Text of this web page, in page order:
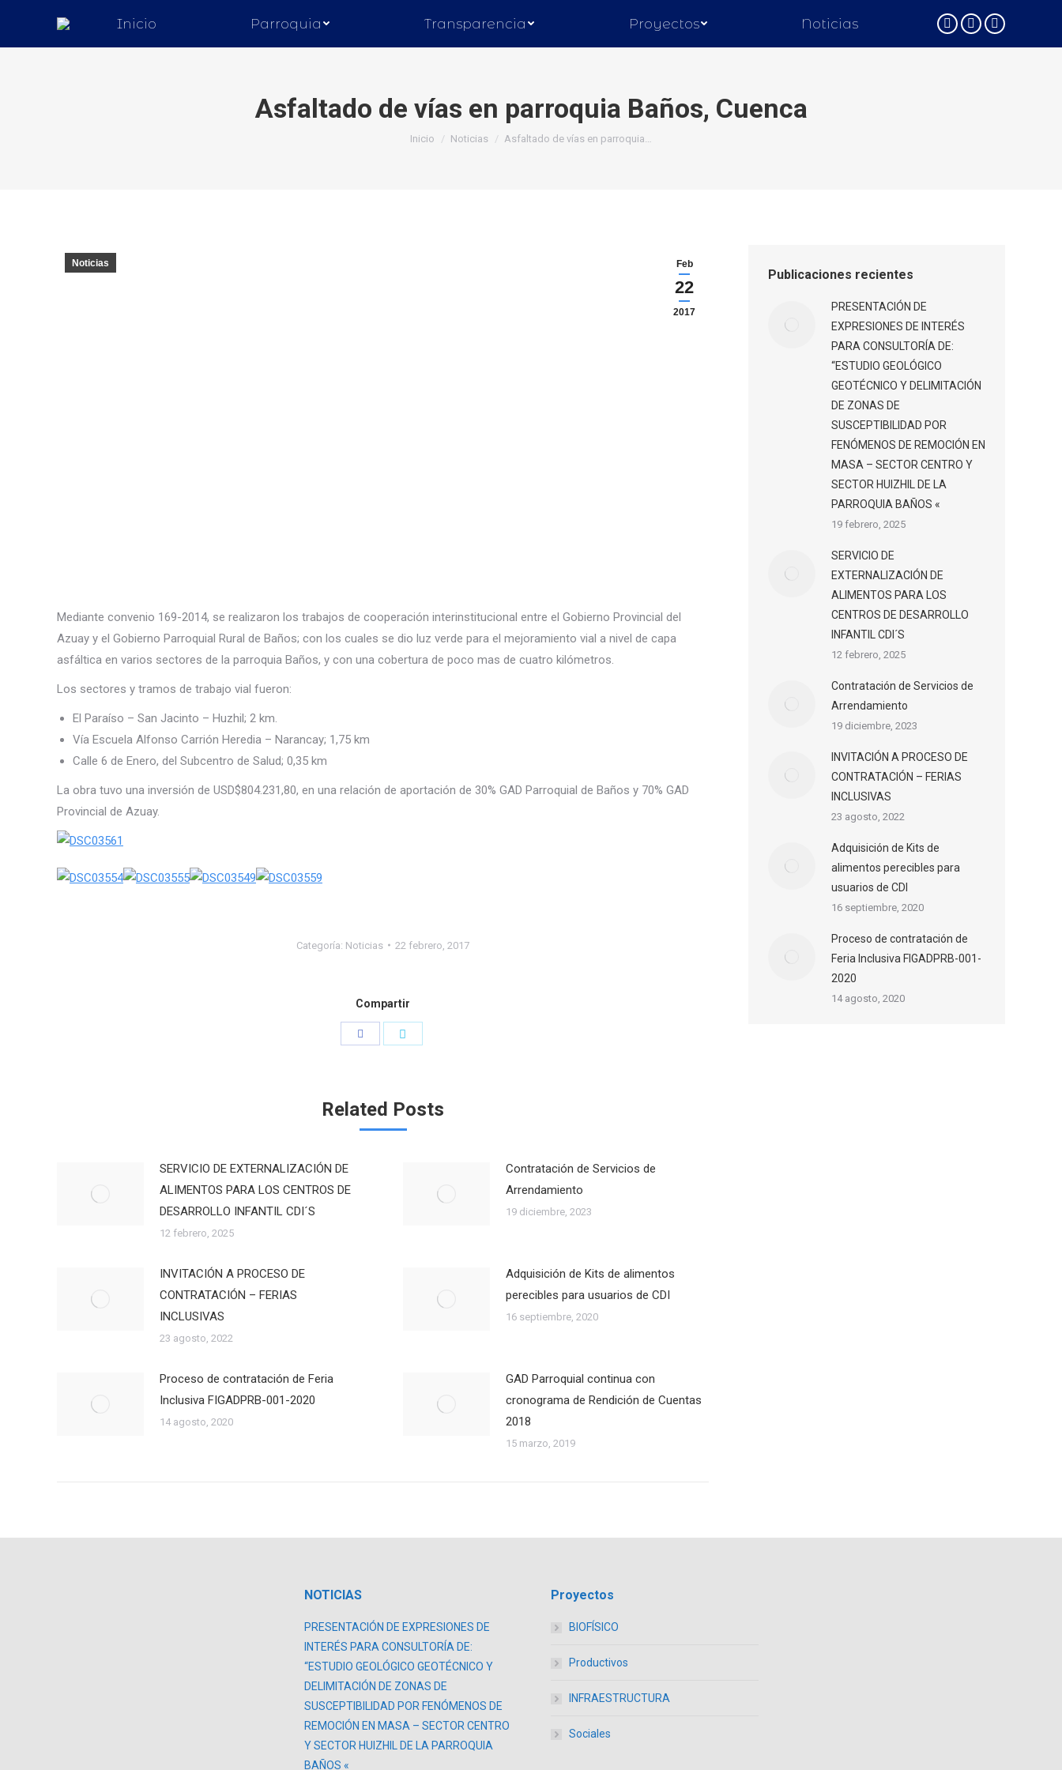
Inicio Parroquia Transparencia Proyectos Noticias
Facebook
TwitterInstagram
Asfaltado de vías en parroquia Baños, Cuenca
Inicio Noticias Asfaltado de vías en parroquia…
Feb
22
2017
Noticias
Mediante convenio 169-2014, se realizaron los trabajos de cooperación interinstitucional entre el Gobierno Provincial del
Azuay y el Gobierno Parroquial Rural de Baños; con los cuales se dio luz verde para el mejoramiento vial a nivel de capa
asfáltica en varios sectores de la parroquia Baños, y con una cobertura de poco mas de cuatro kilómetros.
Los sectores y tramos de trabajo vial fueron:
El Paraíso – San Jacinto – Huzhil; 2 km.
Vía Escuela Alfonso Carrión Heredia – Narancay; 1,75 km
Calle 6 de Enero, del Subcentro de Salud; 0,35 km
La obra tuvo una inversión de USD$804.231,80, en una relación de aportación de 30% GAD Parroquial de Baños y 70% GAD
Provincial de Azuay.
Categoría: Noticias 22 febrero, 2017
Compartir
Compartir
Related Posts
SERVICIO DE EXTERNALIZACIÓN DE
ALIMENTOS PARA LOS CENTROS DE
DESARROLLO INFANTIL CDI´S
12 febrero, 2025
Contratación de Servicios de
Arrendamiento
19 diciembre, 2023
INVITACIÓN A PROCESO DE
CONTRATACIÓN – FERIAS
INCLUSIVAS
23 agosto, 2022
Adquisición de Kits de alimentos
perecibles para usuarios de CDI
16 septiembre, 2020
Proceso de contratación de Feria
Inclusiva FIGADPRB-001-2020
14 agosto, 2020
GAD Parroquial continua con
cronograma de Rendición de Cuentas
2018
15 marzo, 2019
Publicaciones recientes
PRESENTACIÓN DE
EXPRESIONES DE INTERÉS
PARA CONSULTORÍA DE:
“ESTUDIO GEOLÓGICO
GEOTÉCNICO Y DELIMITACIÓN
DE ZONAS DE
SUSCEPTIBILIDAD POR
FENÓMENOS DE REMOCIÓN EN
MASA – SECTOR CENTRO Y
SECTOR HUIZHIL DE LA
PARROQUIA BAÑOS «
19 febrero, 2025
SERVICIO DE
EXTERNALIZACIÓN DE
ALIMENTOS PARA LOS
CENTROS DE DESARROLLO
INFANTIL CDI´S
12 febrero, 2025
Contratación de Servicios de
Arrendamiento
19 diciembre, 2023
INVITACIÓN A PROCESO DE
CONTRATACIÓN – FERIAS
INCLUSIVAS
23 agosto, 2022
Adquisición de Kits de
alimentos perecibles para
usuarios de CDI
16 septiembre, 2020
Proceso de contratación de
Feria Inclusiva FIGADPRB-001-
2020
14 agosto, 2020
NOTICIAS
PRESENTACIÓN DE EXPRESIONES DE
INTERÉS PARA CONSULTORÍA DE:
“ESTUDIO GEOLÓGICO GEOTÉCNICO Y
DELIMITACIÓN DE ZONAS DE
SUSCEPTIBILIDAD POR FENÓMENOS DE
REMOCIÓN EN MASA – SECTOR CENTRO
Y SECTOR HUIZHIL DE LA PARROQUIA
BAÑOS «
Proyectos
BIOFÍSICO
Productivos
INFRAESTRUCTURA
Sociales